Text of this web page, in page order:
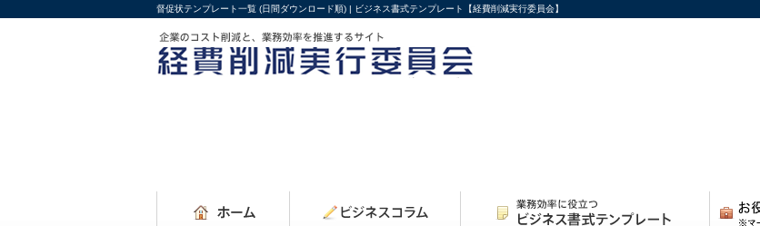
督促状テンプレート一覧 (日間ダウンロード順) | ビジネス書式テンプレート【経費削減実行委員会】